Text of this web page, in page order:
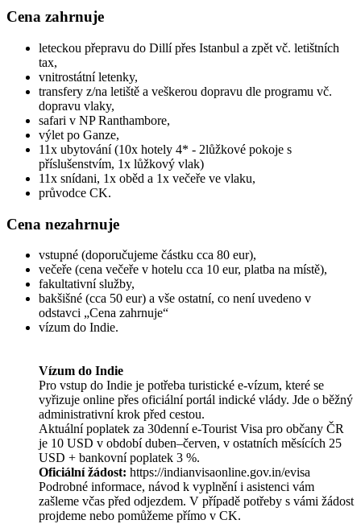
Cena zahrnuje
leteckou přepravu do Dillí přes Istanbul a zpět vč. letištních
tax,
vnitrostátní letenky,
transfery z/na letiště a veškerou dopravu dle programu vč.
dopravu vlaky,
safari v NP Ranthambore,
výlet po Ganze,
11x ubytování (10x hotely 4* - 2lůžkové pokoje s
příslušenstvím, 1x lůžkový vlak)
11x snídani, 1x oběd a 1x večeře ve vlaku,
průvodce CK.
Cena nezahrnuje
vstupné (doporučujeme částku cca 80 eur),
večeře (cena večeře v hotelu cca 10 eur, platba na místě),
fakultativní služby,
bakšišné (cca 50 eur) a vše ostatní, co není uvedeno v
odstavci „Cena zahrnuje“
vízum do Indie.
Vízum do Indie
Pro vstup do Indie je potřeba turistické e-vízum, které se
vyřizuje online přes oficiální portál indické vlády. Jde o běžný
administrativní krok před cestou.
Aktuální poplatek za 30denní e-Tourist Visa pro občany ČR
je 10 USD v období duben–červen, v ostatních měsících 25
USD + bankovní poplatek 3 %.
Oficiální žádost: https://indianvisaonline.gov.in/evisa
Podrobné informace, návod k vyplnění i asistenci vám
zašleme včas před odjezdem. V případě potřeby s vámi žádost
projdeme nebo pomůžeme přímo v CK.